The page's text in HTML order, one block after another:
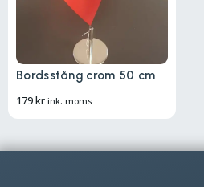
Bordsstång crom 50 cm
179kr ink. moms